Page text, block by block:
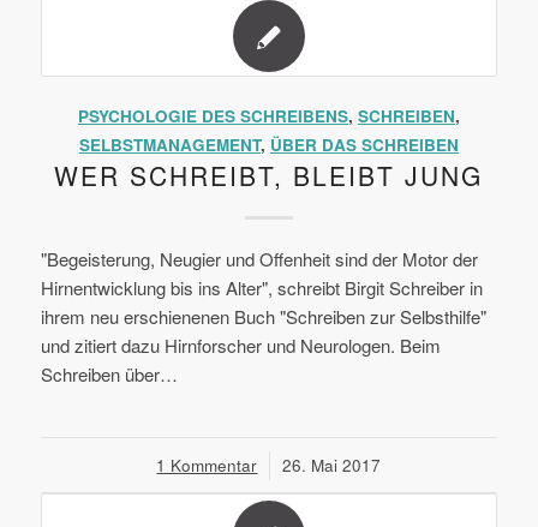
PSYCHOLOGIE DES SCHREIBENS, SCHREIBEN,
SELBSTMANAGEMENT, ÜBER DAS SCHREIBEN
WER SCHREIBT, BLEIBT JUNG
"Begeisterung, Neugier und Offenheit sind der Motor der
Hirnentwicklung bis ins Alter", schreibt Birgit Schreiber in
ihrem neu erschienenen Buch "Schreiben zur Selbsthilfe"
und zitiert dazu Hirnforscher und Neurologen. Beim
Schreiben über…
1 Kommentar
/ 26. Mai 2017